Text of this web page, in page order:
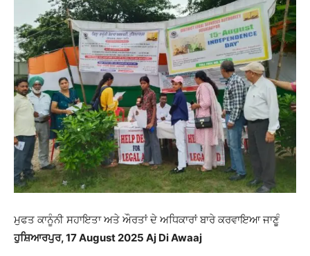
ਮੁਫਤ ਕਾਨੂੰਨੀ ਸਹਾਇਤਾ ਅਤੇ ਔਰਤਾਂ ਦੇ ਅਧਿਕਾਰਾਂ ਬਾਰੇ ਕਰਵਾਇਆ ਜਾਣੂੰ
ਹੁਸ਼ਿਆਰਪੁਰ, 17 August 2025 Aj Di Awaaj